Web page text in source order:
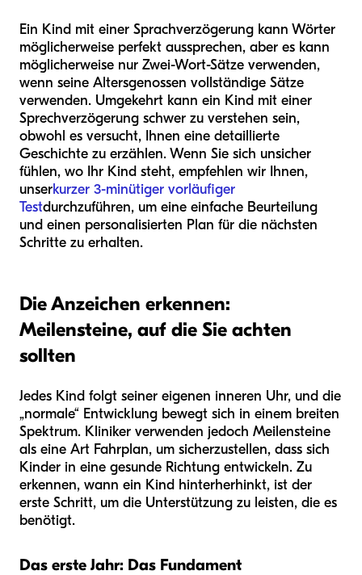
Ein Kind mit einer Sprachverzögerung kann Wörter
möglicherweise perfekt aussprechen, aber es kann
möglicherweise nur Zwei-Wort-Sätze verwenden,
wenn seine Altersgenossen vollständige Sätze
verwenden. Umgekehrt kann ein Kind mit einer
Sprechverzögerung schwer zu verstehen sein,
obwohl es versucht, Ihnen eine detaillierte
Geschichte zu erzählen. Wenn Sie sich unsicher
fühlen, wo Ihr Kind steht, empfehlen wir Ihnen,
unserkurzer 3-minütiger vorläufiger
Testdurchzuführen, um eine einfache Beurteilung
und einen personalisierten Plan für die nächsten
Schritte zu erhalten.
Die Anzeichen erkennen:
Meilensteine, auf die Sie achten
sollten
Jedes Kind folgt seiner eigenen inneren Uhr, und die
„normale“ Entwicklung bewegt sich in einem breiten
Spektrum. Kliniker verwenden jedoch Meilensteine
als eine Art Fahrplan, um sicherzustellen, dass sich
Kinder in eine gesunde Richtung entwickeln. Zu
erkennen, wann ein Kind hinterherhinkt, ist der
erste Schritt, um die Unterstützung zu leisten, die es
benötigt.
Das erste Jahr: Das Fundament